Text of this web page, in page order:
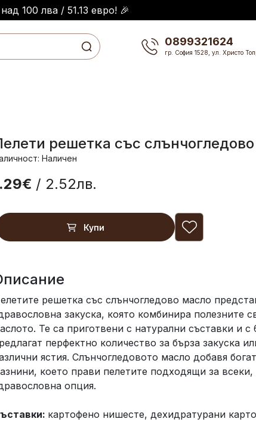
100 лва / 51.13 евро! 🎉
0899321624
гр. София 1528, ул. Христо
решетка със
Наличен
/ 2.52лв.
Купи
решетка със слънчогледово масло
закуска, която комбинира полезните
Те са приготвени с натурални съставки и с
перфектно количество за бърза закуска
ястия. Слънчогледовото масло добавя
което прави пелетите подходящи за всеки,
опция.
картофено нишесте, дехидратурани